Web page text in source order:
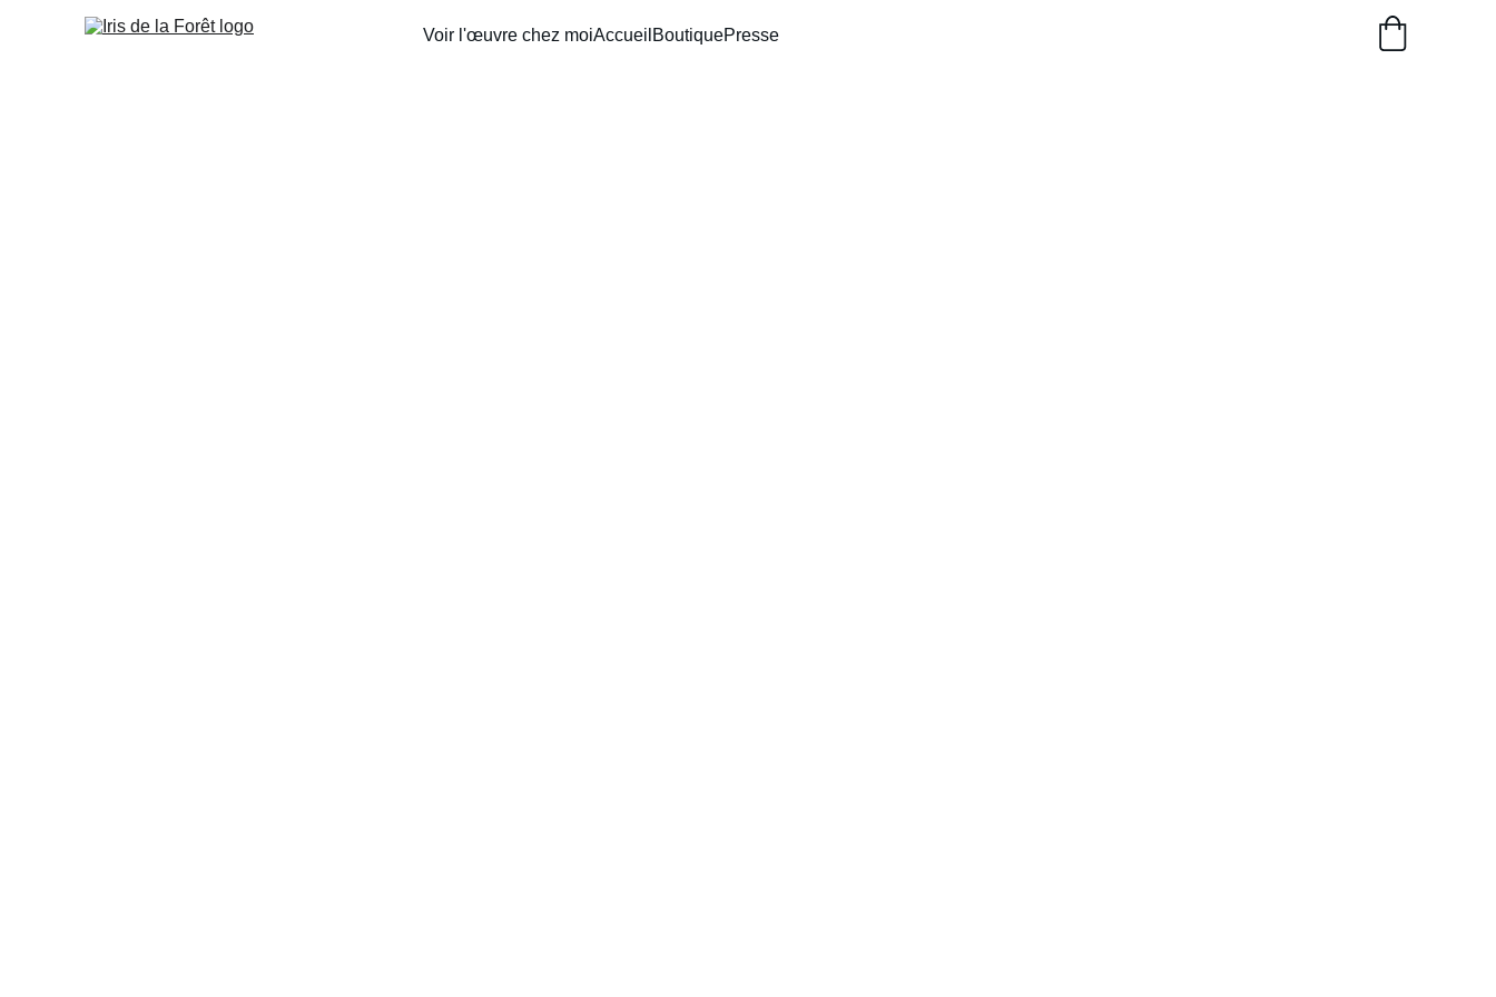
Voir l'œuvre chez moiAccueil BoutiquePresse